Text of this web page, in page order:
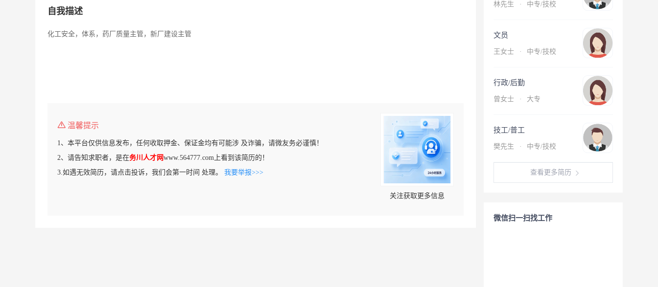
自我描述
化工安全，体系，药厂质量主管，新厂建设主管
温馨提示
1、本平台仅供信息发布，任何收取押金、保证金均有可能涉 及诈骗，请微友务必谨慎！
2、请告知求职者，是在务川人才网www.564777.com上看到该简历的！
3.如遇无效简历，请点击投诉，我们会第一时间 处理。 我要举报>>>
关注获取更多信息
林先生 · 中专/技校
文员
王女士 · 中专/技校
行政/后勤
曾女士 · 大专
技工/普工
樊先生 · 中专/技校
查看更多简历
微信扫一扫找工作